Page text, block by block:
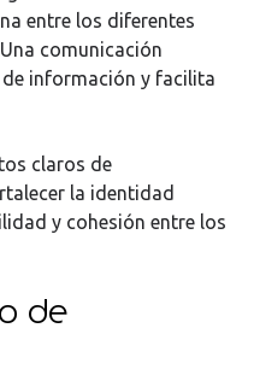
entre los diferentes
comunicación
información y facilita
claros de
la identidad
y cohesión entre los
de